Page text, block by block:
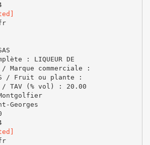
: LIQUEUR DE
/ Marque commerciale :
/ Fruit ou plante :
/ TAV (% vol) : 20.00
Georges